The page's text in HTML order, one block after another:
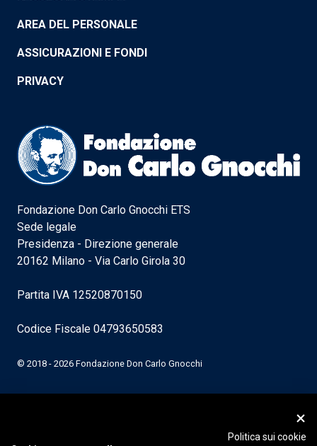
AREA DEL PERSONALE
ASSICURAZIONI E FONDI
PRIVACY
Fondazione Don Carlo Gnocchi ETS
Sede legale
Presidenza - Direzione generale
20162 Milano - Via Carlo Girola 30
Partita IVA 12520870150
Codice Fiscale 04793650583
© 2018 - 2026 Fondazione Don Carlo Gnocchi
Politica sui cookie